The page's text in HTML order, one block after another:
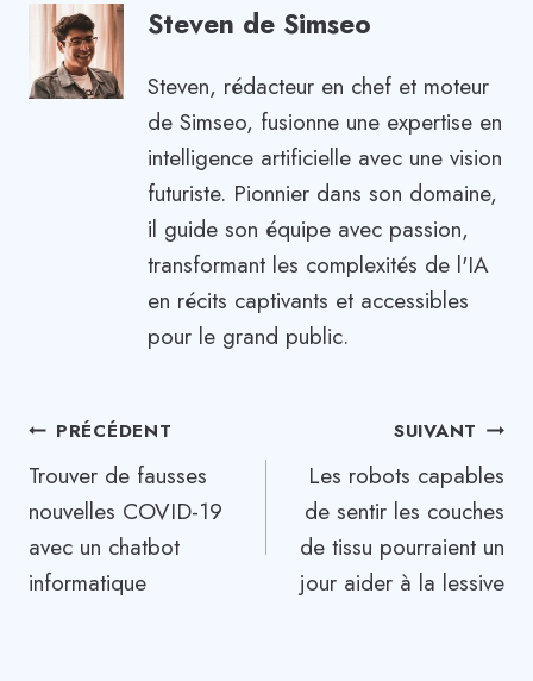
Steven de Simseo
Steven, rédacteur en chef et moteur
de Simseo, fusionne une expertise en
intelligence artificielle avec une vision
futuriste. Pionnier dans son domaine,
il guide son équipe avec passion,
transformant les complexités de l'IA
en récits captivants et accessibles
pour le grand public.
Navigation
de
l’article
PRÉCÉDENT
Trouver de fausses
nouvelles COVID-19
avec un chatbot
informatique
SUIVANT
Les robots capables
de sentir les couches
de tissu pourraient un
jour aider à la lessive